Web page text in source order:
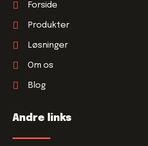
Forside
Produkter
Løsninger
Om os
Blog
Andre links